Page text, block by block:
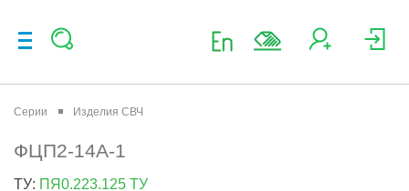
Серии Изделия СВЧ
ФЦП2-14А-1
ТУ: ПЯ0.223.125 ТУ